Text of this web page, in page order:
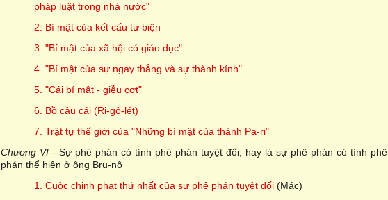
pháp luật trong nhà nước"
2. Bí mật của kết cấu tư biện
3. "Bí mật của xã hội có giáo dục"
4. "Bí mật của sự ngay thẳng và sự thành kính"
5. "Cái bí mật - giễu cợt"
6. Bồ câu cái (Ri-gô-lét)
7. Trật tự thế giới của "Những bí mật của thành Pa-ri"
Chương VI - Sự phê phán có tính phê phán tuyệt đối, hay là sự phê phán có tính phê
phán thể hiện ở ông Bru-nô
1. Cuộc chinh phạt thứ nhất của sự phê phán tuyệt đối (Mác)